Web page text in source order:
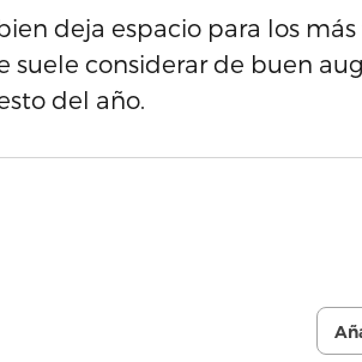
deja espacio para los
suele considerar de buen
del año.